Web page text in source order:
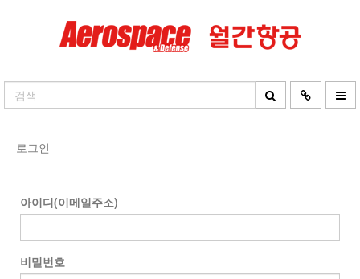
로그인
아이디(이메일주소)
비밀번호